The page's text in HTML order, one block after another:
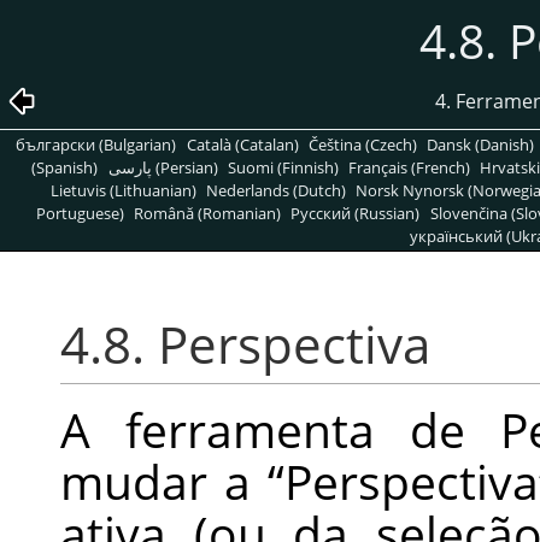
4.8.
4.
български (Bulgarian) Català (Catalan) Čeština (Czech) Dansk (Danish)
(Spanish)
پارسی (Persian) Suomi (Finnish) Français (French)
Lietuvis (Lithuanian) Nederlands (Dutch) Norsk Nynorsk
Portuguese) Română (Romanian) Pусский (Russian) Slovenčina
український
4.8. Perspectiva
A ferramenta de
mudar a “Perspectiva